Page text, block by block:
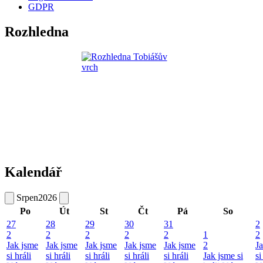
GDPR
Rozhledna
Kalendář
Srpen2026
Po
Út St Čt Pá
So
27
2
Jak jsme
si hráli
28
2
Jak jsme
si hráli
29
2
Jak jsme
si hráli
30
2
Jak jsme
si hráli
31
2
Jak jsme
si hráli
1
2
Jak jsme si
2
2